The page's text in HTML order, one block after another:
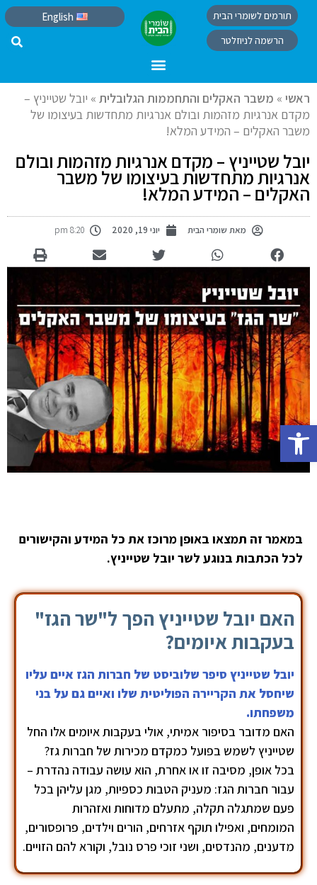
פתח סרגל נגישות
תורמים לשומרי הבית
הרשמה לניוזלטר
English
ראשי » משבר האקלים והתחממות הגלובלית » יובל שטייניץ –
מקדם אנרגיות מזהמות ובולם אנרגיות מתחדשות בעיצומו של
משבר האקלים – המידע המלא!
יובל שטייניץ – מקדם אנרגיות מזהמות ובולם
אנרגיות מתחדשות בעיצומו של משבר
האקלים – המידע המלא!
מאת שומרי הבית יוני 19, 2020 8:20 pm
במאמר זה תמצאו באופן מרוכז את כל המידע והקישורים
לכל הכתבות בנוגע לשר יובל שטייניץ.
האם יובל שטייניץ הפך ל"שר הגז"
בעקבות איומים?
יובל שטייניץ סיפר שלוביסט של חברות הגז איים עליו
שיחסל את הקריירה הפוליטית שלו ואיים גם על בני
משפחתו.
האם מדובר בסיפור אמיתי, אולי בעקבות איומים אלו החל
שטייניץ לשמש בפועל כמקדם מכירות של חברות גז?
בכל אופן, מסיבה זו או אחרת, הוא עושה עבודה נהדרת –
עבור חברות הגז: מעניק הטבות כספיות, מגן עליהן בכל
פעם שמתגלה תקלה, מתעלם מדוחות ואזהרות
המומחים, ואפילו תוקף אזרחים, הורים וילדים, פרופסורים,
מדענים, מהנדסים, ושני זוכי פרס נובל, וקורא להם הזויים.